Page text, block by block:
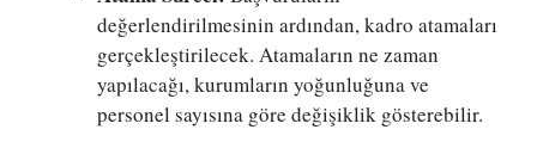
değerlendirilmesinin ardından, kadro atamaları
gerçekleştirilecek. Atamaların ne zaman
yapılacağı, kurumların yoğunluğuna ve
personel sayısına göre değişiklik gösterebilir.